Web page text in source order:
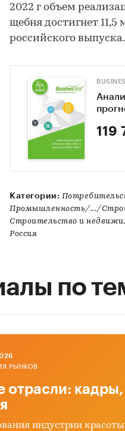
2022 г объем
щебня достигнет 11,5
российского выпуска.
119
Категории:
Промышленность/.../
Строительство и
Россия
по
РЫНКОВ
отрасли:
индустрии красоты